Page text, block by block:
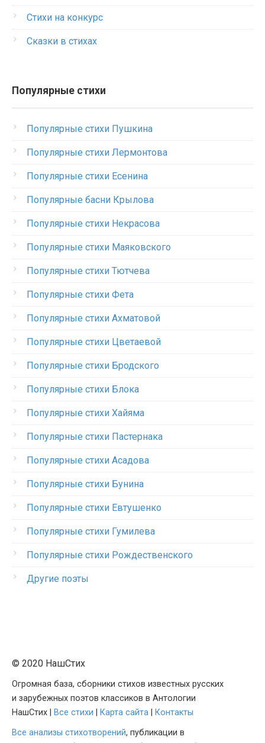
Стихи на конкурс
Сказки в стихах
Популярные стихи
Популярные стихи Пушкина
Популярные стихи Лермонтова
Популярные стихи Есенина
Популярные басни Крылова
Популярные стихи Некрасова
Популярные стихи Маяковского
Популярные стихи Тютчева
Популярные стихи Фета
Популярные стихи Ахматовой
Популярные стихи Цветаевой
Популярные стихи Бродского
Популярные стихи Блока
Популярные стихи Хайяма
Популярные стихи Пастернака
Популярные стихи Асадова
Популярные стихи Бунина
Популярные стихи Евтушенко
Популярные стихи Гумилева
Популярные стихи Рождественского
Другие поэты
© 2020 НашСтих
Огромная база, сборники стихов известных русских
и зарубежных поэтов классиков в Антологии
НашСтих |
Все стихи Карта сайта
Контакты
Все анализы стихотворений, публикации в